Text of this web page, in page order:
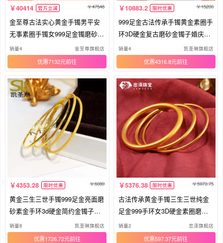
40414 官方立减 47546
金至尊古法实心黄金手镯男平安
无事素圈手镯女999足金镯磨砂方
镯
销量4 金至尊旗舰店
优惠7132元
10883.2 限时优惠 15200
999足金古法传承手镯黄金素圈手
环3D硬金复古磨砂金镯子婚庆首
饰
销量4 凯圣琳旗舰店
优惠4316.8元
4353.28 限时优惠 6080
黄金三生三世手镯999足金亮面磨
砂素金手环3d硬金简约金镯子女
款
销量8 凯圣琳旗舰店
优惠1726.72元
5376.38 限时优惠 5973.75
古法传承黄金手镯三生三世纯金
足金999手环女3D硬金素圈磨砂
镯子
销量2 忠泽旗舰店
优惠597.37元